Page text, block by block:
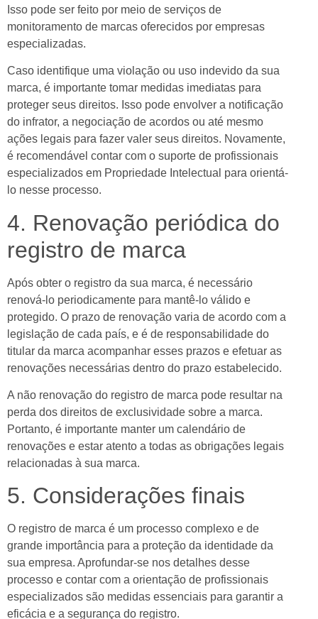
Isso pode ser feito por meio de serviços de
monitoramento de marcas oferecidos por empresas
especializadas.
Caso identifique uma violação ou uso indevido da sua
marca, é importante tomar medidas imediatas para
proteger seus direitos. Isso pode envolver a notificação
do infrator, a negociação de acordos ou até mesmo
ações legais para fazer valer seus direitos. Novamente,
é recomendável contar com o suporte de profissionais
especializados em Propriedade Intelectual para orientá-
lo nesse processo.
4. Renovação periódica do
registro de marca
Após obter o registro da sua marca, é necessário
renová-lo periodicamente para mantê-lo válido e
protegido. O prazo de renovação varia de acordo com a
legislação de cada país, e é de responsabilidade do
titular da marca acompanhar esses prazos e efetuar as
renovações necessárias dentro do prazo estabelecido.
A não renovação do registro de marca pode resultar na
perda dos direitos de exclusividade sobre a marca.
Portanto, é importante manter um calendário de
renovações e estar atento a todas as obrigações legais
relacionadas à sua marca.
5. Considerações finais
O registro de marca é um processo complexo e de
grande importância para a proteção da identidade da
sua empresa. Aprofundar-se nos detalhes desse
processo e contar com a orientação de profissionais
especializados são medidas essenciais para garantir a
eficácia e a segurança do registro.